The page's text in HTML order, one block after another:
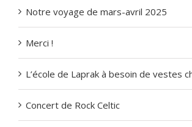
Notre voyage de mars-avril 2025
Merci !
L’école de Laprak à besoin de vestes
Concert de Rock Celtic